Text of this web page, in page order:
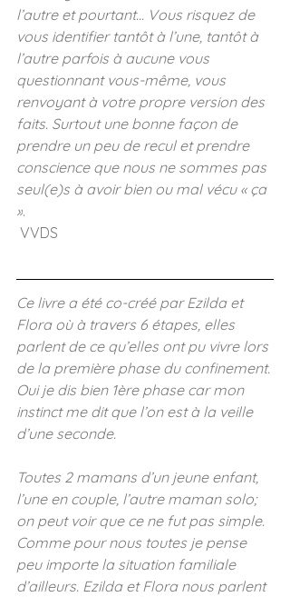
l’autre et pourtant… Vous risquez de
vous identifier tantôt à l’une, tantôt à
l’autre parfois à aucune vous
questionnant vous-même, vous
renvoyant à votre propre version des
faits. Surtout une bonne façon de
prendre un peu de recul et prendre
conscience que nous ne sommes pas
seul(e)s à avoir bien ou mal vécu « ça
».
VVDS
Ce livre a été co-créé par Ezilda et
Flora où à travers 6 étapes, elles
parlent de ce qu’elles ont pu vivre lors
de la première phase du confinement.
Oui je dis bien 1ère phase car mon
instinct me dit que l’on est à la veille
d’une seconde.
Toutes 2 mamans d’un jeune enfant,
l’une en couple, l’autre maman solo;
on peut voir que ce ne fut pas simple.
Comme pour nous toutes je pense
peu importe la situation familiale
d’ailleurs. Ezilda et Flora nous parlent